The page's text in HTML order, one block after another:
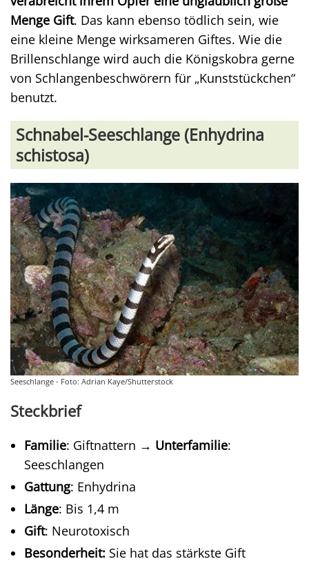
Menge Gift. Das kann ebenso tödlich sein, wie
eine kleine Menge wirksameren Giftes. Wie die
Brillenschlange wird auch die Königskobra gerne
von Schlangenbeschwörern für „Kunststückchen“
benutzt.
Schnabel-Seeschlange (Enhydrina
schistosa)
Seeschlange - Foto: Adrian Kaye/Shutterstock
Steckbrief
Familie: Giftnattern → Unterfamilie:
Seeschlangen
Gattung: Enhydrina
Länge: Bis 1,4 m
Gift: Neurotoxisch
Besonderheit: Sie hat das stärkste Gift